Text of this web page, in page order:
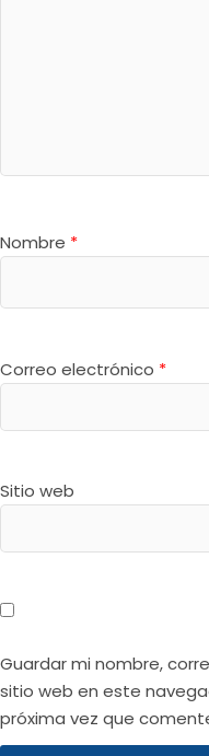
Nombre *
Correo electrónico *
Sitio web
Guardar mi nombre,
sitio web en este
próxima vez que